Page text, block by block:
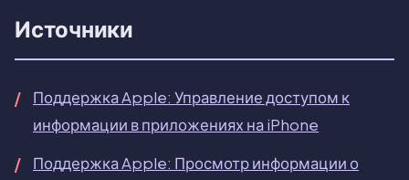
Источники
Поддержка Apple: Управление доступом к
информации в приложениях на iPhone
Поддержка Apple: Просмотр информации о